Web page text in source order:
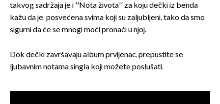
takvog sadržaja je i ''Nota života'' za koju dečki iz benda
kažu da je posvećena svima koji su zaljubljeni, tako da smo
sigurni da će se mnogi moći pronaći u njoj.
Dok dečki završavaju album prvijenac, prepustite se
ljubavnim notama singla koji možete poslušati.